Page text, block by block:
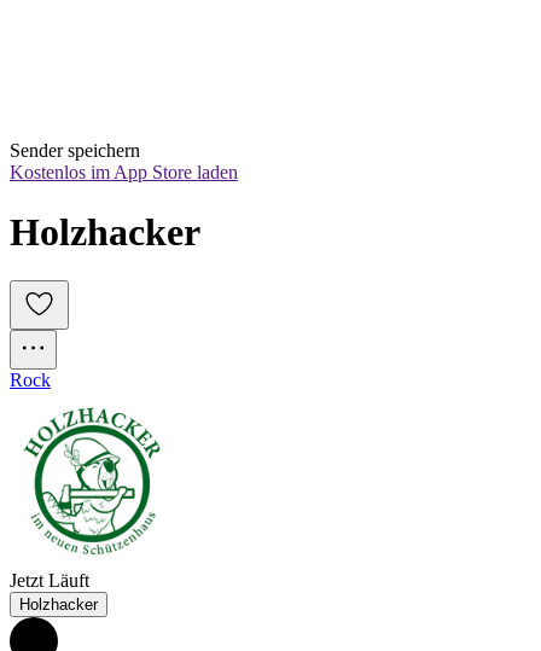
Sender speichern
Kostenlos im App Store laden
Holzhacker
Rock
Jetzt Läuft
Holzhacker